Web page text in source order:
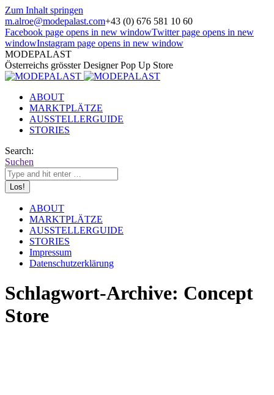
Zum Inhalt springen
m.alroe@modepalast.com+43 (0) 676 581 10 60
Facebook page opens in new windowTwitter page opens in new
windowInstagram page opens in new window
MODEPALAST
Österreichs grösster Designer Pop Up Store
ABOUT
MARKTPLÄTZE
AUSSTELLERGUIDE
STORIES
Search:
Suchen
ABOUT
MARKTPLÄTZE
AUSSTELLERGUIDE
STORIES
Impressum
Datenschutzerklärung
Schlagwort-Archive: Concept
Store